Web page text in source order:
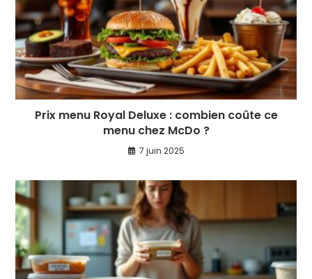
Prix menu Royal Deluxe : combien coûte ce
menu chez McDo ?
7 juin 2025